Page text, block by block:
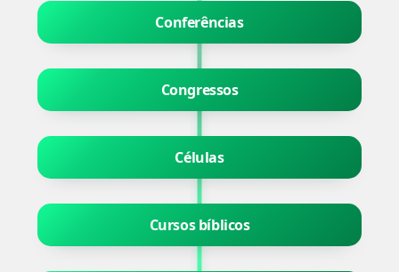
Conferências
Congressos
Células
Cursos bíblicos